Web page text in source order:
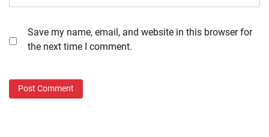
Save my name, email, and website in this browser for
the next time I comment.